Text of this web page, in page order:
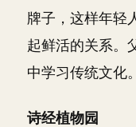
牌子，这样年轻
起鲜活的关系。
中学习传统文化。
诗经植物园